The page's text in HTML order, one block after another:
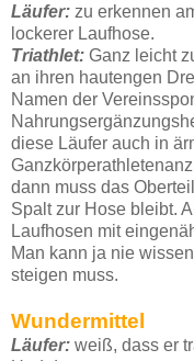
Läufer: zu erkennen
lockerer Laufhose.
Triathlet: Ganz leicht
an ihren hautengen
Namen der
diese Läufer auch in
dann muss das
Spalt zur Hose bleibt.
Laufhosen mit
Man kann ja nie
steigen muss.
Wundermittel
Läufer: weiß, dass er